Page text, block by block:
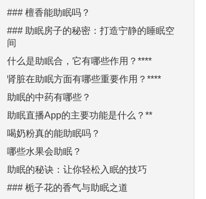
### 檀香能助眠吗？
### 助眠房子的秘密：打造宁静的睡眠空
间
什么是助眠合，它有哪些作用？****
肾脏在助眠方面有哪些重要作用？****
助眠的中药有哪些？
助眠直播App的主要功能是什么？**
喝奶粉真的能助眠吗？
哪些水果会助眠？
助眠的秘诀：让你轻松入眠的技巧
### 栀子花的香气与助眠之道